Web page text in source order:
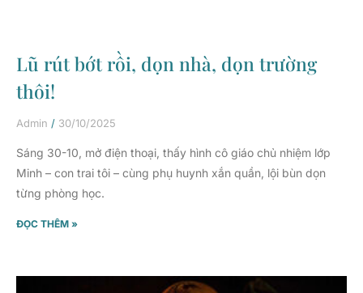
Lũ rút bớt rồi, dọn nhà, dọn trường
thôi!
Admin 30/10/2025
Sáng 30-10, mở điện thoại, thấy hình cô giáo chủ nhiệm lớp
Minh – con trai tôi – cùng phụ huynh xắn quần, lội bùn dọn
từng phòng học.
ĐỌC THÊM »